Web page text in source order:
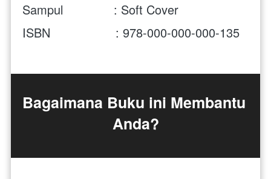
Sampul              : Soft Cover
ISBN                  : 978-000-000-000-135
Bagaimana Buku ini Membantu
Anda?